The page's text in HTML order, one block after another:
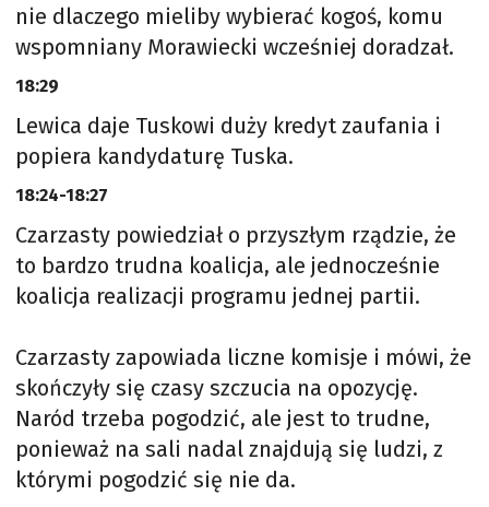
nie dlaczego mieliby wybierać kogoś, komu
wspomniany Morawiecki wcześniej doradzał.
18:29
Lewica daje Tuskowi duży kredyt zaufania i
popiera kandydaturę Tuska.
18:24-18:27
Czarzasty powiedział o przyszłym rządzie, że
to bardzo trudna koalicja, ale jednocześnie
koalicja realizacji programu jednej partii.
Czarzasty zapowiada liczne komisje i mówi, że
skończyły się czasy szczucia na opozycję.
Naród trzeba pogodzić, ale jest to trudne,
ponieważ na sali nadal znajdują się ludzi, z
którymi pogodzić się nie da.